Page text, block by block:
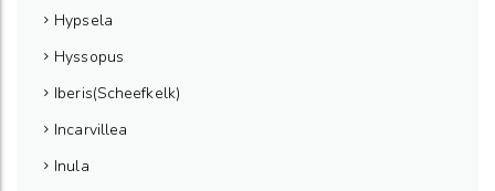
Hypsela
Hyssopus
Iberis(Scheefkelk)
Incarvillea
Inula